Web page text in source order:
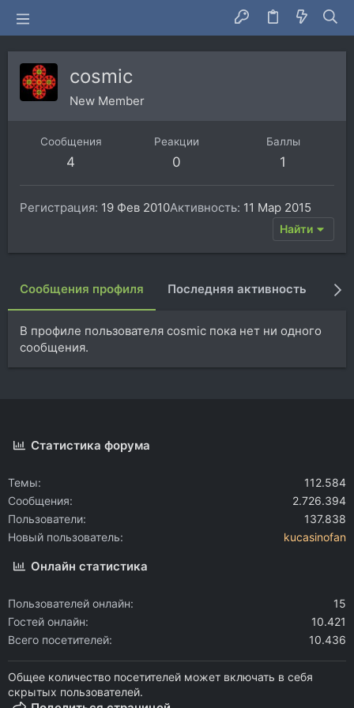
cosmic
New Member
Сообщения
4
Реакции
0
Баллы
1
Регистрация 19 Фев 2010Активность 11 Мар 2015
Найти
Сообщения профиля Последняя активность
В профиле пользователя cosmic пока нет ни одного
сообщения.
Статистика форума
Темы
112.584
Сообщения
2.726.394
Пользователи
137.838
Новый пользователь
kucasinofan
Онлайн статистика
Пользователей онлайн
15
Гостей онлайн
10.421
Всего посетителей
10.436
Общее количество посетителей может включать в себя
скрытых пользователей.